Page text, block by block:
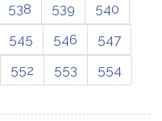
538 539
540
545 546
547
552 553 554